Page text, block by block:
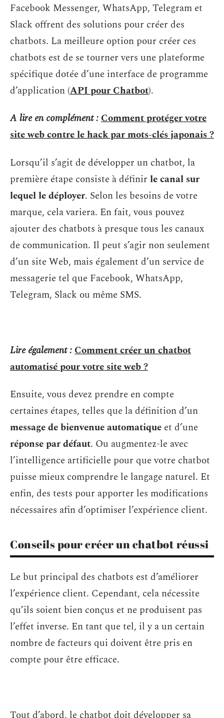
Facebook Messenger, WhatsApp, Telegram et
Slack offrent des solutions pour créer des
chatbots. La meilleure option pour créer ces
chatbots est de se tourner vers une plateforme
spécifique dotée d’une interface de programme
d’application (API pour Chatbot).
A lire en complément :Comment protéger votre
site web contre le hack par mots-clés japonais ?
Lorsqu’il s’agit de développer un chatbot, la
première étape consiste à définir le canal sur
lequel le déployer. Selon les besoins de votre
marque, cela variera. En fait, vous pouvez
ajouter des chatbots à presque tous les canaux
de communication. Il peut s’agir non seulement
d’un site Web, mais également d’un service de
messagerie tel que Facebook, WhatsApp,
Telegram, Slack ou même SMS.
Lire également :Comment créer un chatbot
automatisé pour votre site web ?
Ensuite, vous devez prendre en compte
certaines étapes, telles que la définition d’un
message de bienvenue automatique et d’une
réponse par défaut. Ou augmentez-le avec
l’intelligence artificielle pour que votre chatbot
puisse mieux comprendre le langage naturel. Et
enfin, des tests pour apporter les modifications
nécessaires afin d’optimiser l’expérience client.
Conseils pour créer un chatbot réussi
Le but principal des chatbots est d’améliorer
l’expérience client. Cependant, cela nécessite
qu’ils soient bien conçus et ne produisent pas
l’effet inverse. En tant que tel, il y a un certain
nombre de facteurs qui doivent être pris en
compte pour être efficace.
Tout d’abord, le chatbot doit développer sa